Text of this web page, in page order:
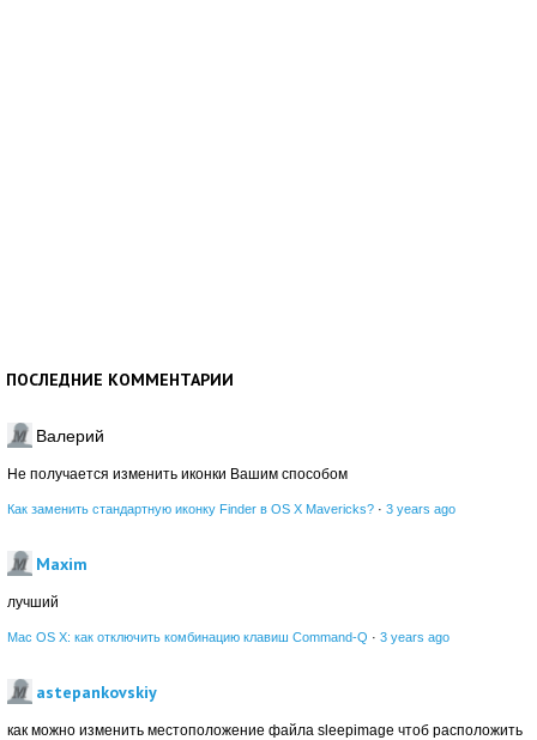
ПОСЛЕДНИЕ КОММЕНТАРИИ
Валерий
Не получается изменить иконки Вашим способом
Как заменить стандартную иконку Finder в OS X Mavericks? · 3 years ago
Maxim
лучший
Mac OS X: как отключить комбинацию клавиш Command-Q · 3 years ago
astepankovskiy
как можно изменить местоположение файла sleepimage чтоб расположить